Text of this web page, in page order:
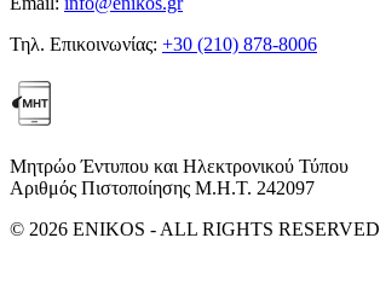
Τηλ. Επικοινωνίας: +30 (210) 878-8006
Μητρώο Έντυπου και Ηλεκτρονικού Τύπου
Αριθμός Πιστοποίησης Μ.Η.Τ. 242097
© 2026 ENIKOS - ALL RIGHTS RESERVED